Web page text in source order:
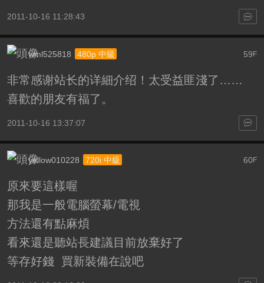
2011-10-16 11:28:43
59 F
wml525818 480p 中級
非常感谢站长的详細介绍！太受益匪淺了……
喜歡的朋友有福了。
2011-10-16 13:37:07
60F
yellow010228 720i 中級
原來要這樣喔
那我是一般電腦螢幕/電視
方法還有點麻煩
看來還是聽站長建議目前放棄好了
等存好錢 買新裝備在說吧